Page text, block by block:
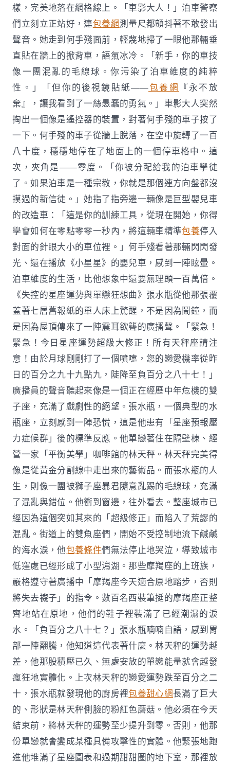
樣，完美地落在網格線上。「車影大人！」泊車警察
們立刻立正站好，連包養網測量尺都顫抖著不敢發出
聲音。她走到何手殘面前，輕蔑地掃了一眼他那輛垂
直貼在牆上的掀背車，語氣冰冷。「新手，你的車技
像一團混亂的毛線球。你污染了泊車維度的純粹
性。」「但你的後視鏡貼紙——包養網
『永不放
棄』，讓我看到了一絲愚蠢的勇氣。」車影大人突然
掏出一個像是遙控器的裝置，對著何手殘的車子按了
一下。何手殘的車子從牆上脫落，在空中旋轉了一百
八十度，穩穩地停在了地面上的一個停車格中。這
次，夾角是——零度。「你被分配給我的泊車學徒
了。如果泊車是一種宗教，你就是那個連方向盤都沒
摸過的新信徒。」她指了指旁邊一輛像是巨型嬰兒車
的改造車：「這是你的訓練工具，從現在開始，你得
學會如何在零點零零一秒內，將這輛車精準包養停入
對面的針眼大小的車位裡。」何手殘看著那輛閃閃發
光、還在播放《小星星》的嬰兒車，感到一陣眩暈。
泊車維度的生活，比他想象中還要無理頭一百萬倍。
《失控的星座運勢與單戀狂想曲》張水瓶從他那張覆
蓋著七層舊報紙的單人床上驚醒，不是因為鬧鐘，而
是因為屋頂傳來了一陣震耳欲聾的廣播聲。「緊急！
緊急！今日星座運勢超級大修正！所有天秤座請注
意！由於月球剛剛打了一個噴嚏，您的戀愛機率從昨
日的百分之九十九點九，陡降至負百分之八十七！」
廣播員的聲音聽起來像是一個正在經歷中年危機的雙
子座，充滿了戲劇性的絕望。張水瓶，一個典型的水
瓶座，立刻感到一陣恐慌，這是他患有「星座預報壓
力症候群」後的標準反應。他單戀著住在隔壁棟、經
營一家「平衡美學」咖啡館的林天秤。林天秤完美得
像是從黃金分割線中走出來的藝術品。而張水瓶的人
生，則像一團被獅子座暴君隨意亂踢的毛線球，充滿
了混亂與錯位。他衝到窗邊，往外看去。整座城市已
經因為這個突如其來的「超級修正」而陷入了荒謬的
混亂。街道上的雙魚座們，開始不受控制地流下鹹鹹
的海水淚，他包養條件們無法停止地哭泣，導致城市
低窪處已經形成了小型潟湖。那些摩羯座的上班族，
嚴格遵守著廣播中「摩羯座今天適合原地踏步，否則
將失去襪子」的指令。數百名西裝筆挺的摩羯座正整
齊地站在原地，他們的鞋子裡裝滿了已經潮濕的淚
水。「負百分之八十七？」張水瓶喃喃自語，感到胃
部一陣翻騰，他知道這代表著什麼。林天秤的運勢越
差，他那股積壓已久、無處安放的單戀能量就會越發
瘋狂地實體化。上次林天秤的戀愛運勢跌至百分之二
十，張水瓶就發現他的廚房裡包養甜心網長滿了巨大
的、形狀是林天秤側臉的粉紅色蘑菇。他必須在今天
結束前，將林天秤的運勢至少提升到零。否則，他那
份單戀就會變成某種具備攻擊性的實體。他緊張地跑
進他堆滿了星座圖表和過期甜甜圈的地下室，那裡放